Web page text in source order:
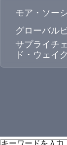
モア・ソー
グローバル
サプライチ
ド・ウェイ